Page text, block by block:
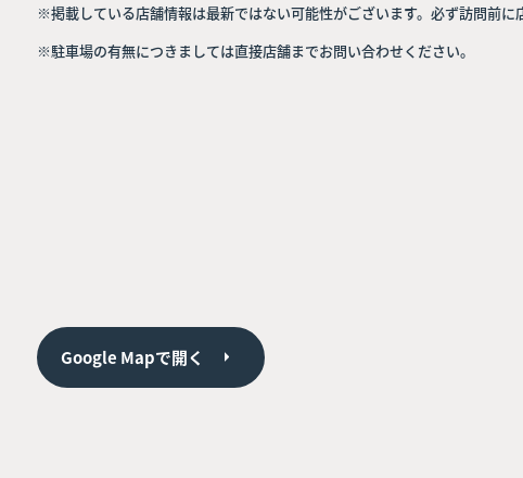
※掲載している店舗情報は最新ではない可能性がございます。必ず訪問前に
※駐車場の有無につきましては直接店舗までお問い合わせください。
Google Mapで開く